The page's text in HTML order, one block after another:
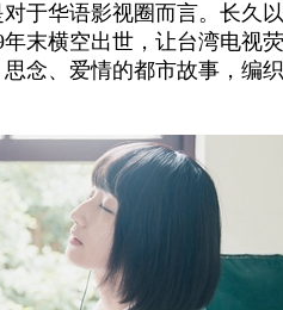
于华语影视圈而言。长久
末横空出世，让台湾电视
念、爱情的都市故事，编